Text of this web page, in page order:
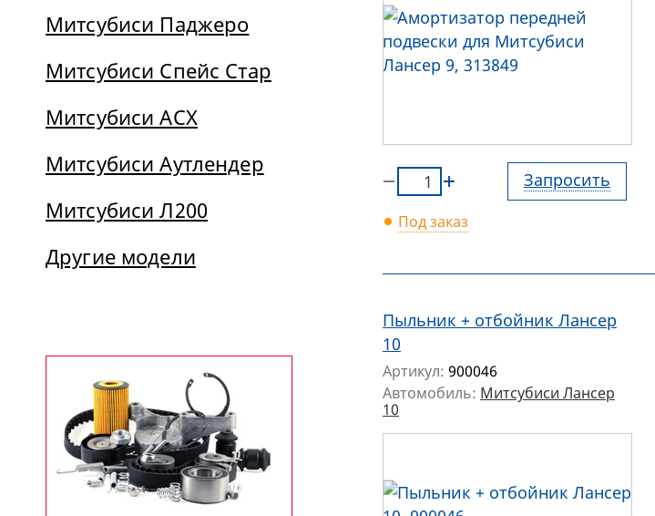
Митсубиси Паджеро
Митсубиси Спейс Стар
Митсубиси АСХ
Митсубиси Аутлендер
Митсубиси Л200
Другие модели
Запросить
Под заказ
Пыльник + отбойник Лансер
10
Артикул: 900046
Автомобиль: Митсубиси Лансер
10